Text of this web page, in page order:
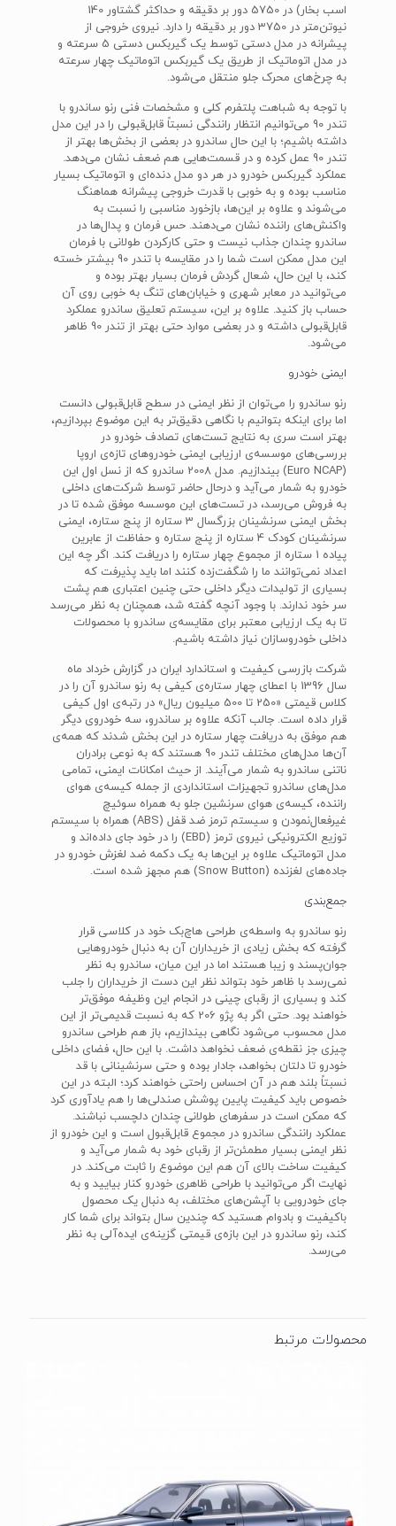
اسب بخار) در 5750 دور بر دقیقه و حداکثر گشتاور 140
نیوتن‌متر در 3750 دور بر دقیقه را دارد. نیروی خروجی از
پیشرانه در مدل دستی توسط یک گیربکس دستی 5 سرعته و
در مدل اتوماتیک از طریق یک گیربکس اتوماتیک چهار سرعته
به چرخ‌های محرک جلو منتقل می‌شود.
با توجه به شباهت پلتفرم کلی و مشخصات فنی رنو ساندرو با
تندر 90 می‌توانیم انتظار رانندگی نسبتاً قابل‌قبولی را در این مدل
داشته باشیم؛ با این حال ساندرو در بعضی از بخش‌ها بهتر از
تندر 90 عمل کرده و در قسمت‌هایی هم ضعف نشان می‌دهد.
عملکرد گیربکس خودرو در هر دو مدل دنده‌ای و اتوماتیک بسیار
مناسب بوده و به خوبی با قدرت خروجی پیشرانه هماهنگ
می‌شوند و علاوه بر این‌ها، بازخورد مناسبی را نسبت به
واکنش‌های راننده نشان می‌دهند. حس فرمان و پدال‌ها در
ساندرو چندان جذاب نیست و حتی کارکردن طولانی با فرمان
این مدل ممکن است شما را در مقایسه با تندر 90 بیشتر خسته
کند، با این حال، شعال گردش فرمان بسیار بهتر بوده و
می‌توانید در معابر شهری و خیابان‌های تنگ به خوبی روی آن
حساب باز کنید. علاوه بر این، سیستم تعلیق ساندرو عملکرد
قابل‌قبولی داشته و در بعضی موارد حتی بهتر از تندر 90 ظاهر
می‌شود.
ایمنی خودرو
رنو ساندرو را می‌توان از نظر ایمنی در سطح قابل‌قبولی دانست
اما برای اینکه بتوانیم با نگاهی دقیق‌تر به این موضوع بپردازیم،
بهتر است سری به نتایج تست‌های تصادف خودرو در
بررسی‌های موسسه‌ی ارزیابی ایمنی خودروهای تازه‌ی اروپا
(Euro NCAP) بیندازیم. مدل 2008 ساندرو که از نسل اول این
خودرو به شمار می‌آید و درحال حاضر توسط شرکت‌های داخلی
به فروش می‌رسد، در تست‌های این موسسه موفق شده تا در
بخش ایمنی سرنشینان بزرگسال 3 ستاره از پنج ستاره، ایمنی
سرنشینان کودک 4 ستاره از پنج ستاره و حفاظت از عابرین
پیاده 1 ستاره از مجموع چهار ستاره را دریافت کند. اگر چه این
اعداد نمی‌توانند ما را شگفت‌زده کنند اما باید پذیرفت که
بسیاری از تولیدات دیگر داخلی حتی چنین اعتباری هم پشت
سر خود ندارند. با وجود آنچه گفته شد، همچنان به نظر می‌رسد
تا به یک ارزیابی معتبر برای مقایسه‌ی ساندرو با محصولات
داخلی خودروسازان نیاز داشته باشیم.
شرکت بازرسی کیفیت و استاندارد ایران در گزارش خرداد ماه
سال 1396 با اعطای چهار ستاره‌ی کیفی به رنو ساندرو آن را در
کلاس قیمتی «250 تا 500 میلیون ریال» در رتبه‌ی اول کیفی
قرار داده است. جالب آنکه علاوه بر ساندرو، سه خودروی دیگر
هم موفق به دریافت چهار ستاره در این بخش شدند که همه‌ی
آن‌ها مدل‌های مختلف تندر 90 هستند که به نوعی برادران
ناتنی ساندرو به شمار می‌آیند. از حیث امکانات ایمنی، تمامی
مدل‌های ساندرو تجهیزات استانداردی از جمله کیسه‌ی هوای
راننده، کیسه‌ی هوای سرنشین جلو به همراه سوئیچ
غیرفعال‌نمودن و سیستم ترمز ضد قفل (ABS) همراه با سیستم
توزیع الکترونیکی نیروی ترمز (EBD) را در خود جای داده‌اند و
مدل اتوماتیک علاوه بر این‌ها به یک دکمه ضد لغزش خودرو در
جاده‌های لغزنده (Snow Button) هم مجهز شده است.
جمع‌بندی
رنو ساندرو به واسطه‌ی طراحی هاچ‌بک خود در کلاسی قرار
گرفته که بخش زیادی از خریداران آن به دنبال خودروهایی
جوان‌پسند و زیبا هستند اما در این میان، ساندرو به نظر
نمی‌رسد با ظاهر خود بتواند نظر این دست از خریداران را جلب
کند و بسیاری از رقبای چینی در انجام این وظیفه موفق‌تر
خواهند بود. حتی اگر به پژو 206 که به نسبت قدیمی‌تر از این
مدل محسوب می‌شود نگاهی بیندازیم، باز هم طراحی ساندرو
چیزی جز نقطه‌ی ضعف نخواهد داشت. با این حال، فضای داخلی
خودرو تا دلتان بخواهد، جادار بوده و حتی سرنشینانی با قد
نسبتاً بلند هم در آن احساس راحتی خواهند کرد؛ البته در این
خصوص باید کیفیت پایین پوشش صندلی‌ها را هم یادآوری کرد
که ممکن است در سفرهای طولانی چندان دلچسب نباشند.
عملکرد رانندگی ساندرو در مجموع قابل‌قبول است و این خودرو از
نظر ایمنی بسیار مطمئن‌تر از رقبای خود به شمار می‌آید و
کیفیت ساخت بالای آن هم این موضوع را ثابت می‌کند. در
نهایت اگر می‌توانید با طراحی ظاهری خودرو کنار بیایید و به
جای خودرویی با آپشن‌های مختلف، به دنبال یک محصول
باکیفیت و بادوام هستید که چندین سال بتواند برای شما کار
کند، رنو ساندرو در این بازه‌ی قیمتی گزینه‌ی ایده‌آلی به نظر
می‌رسد.
محصولات مرتبط